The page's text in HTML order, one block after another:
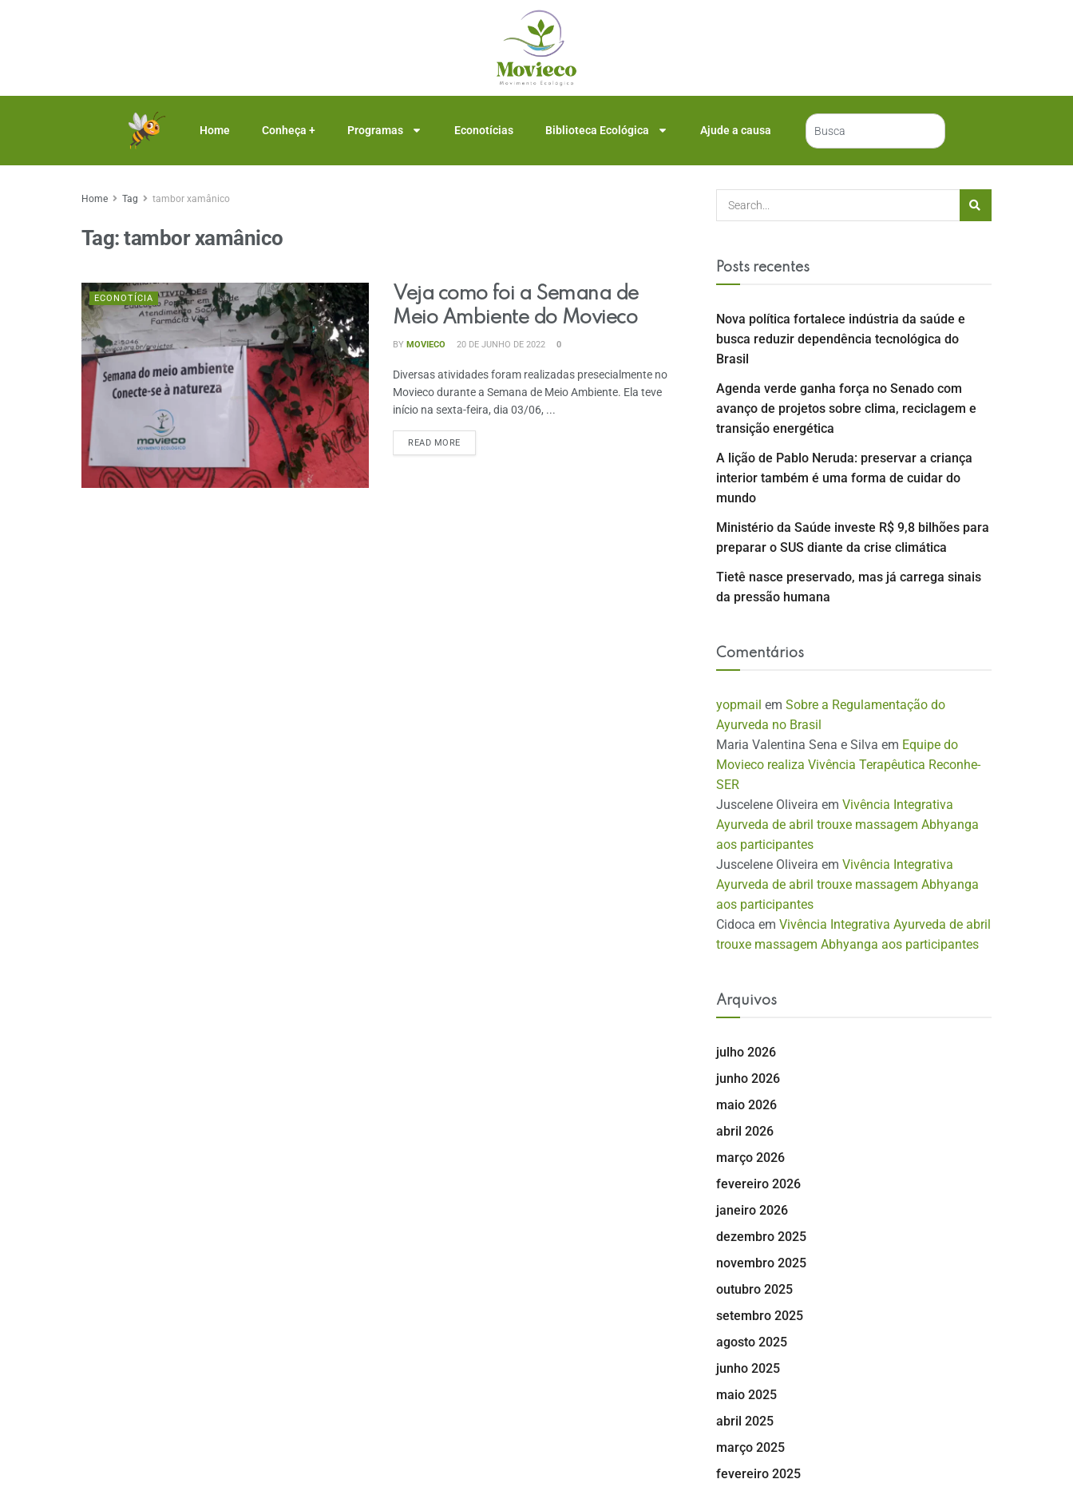
Home Conheça + Programas Econotícias Biblioteca Ecológica Ajude a causa
Home Tag tambor xamânico
Tag:tambor xamânico
ECONOTÍCIA
Veja como foi a Semana de
Meio Ambiente do Movieco
BY MOVIECO 20 DE JUNHO DE 2022 0
Diversas atividades foram realizadas presecialmente no
Movieco durante a Semana de Meio Ambiente. Ela teve
início na sexta-feira, dia 03/06, ...
READ MORE
Posts recentes
Nova política fortalece indústria da saúde e
busca reduzir dependência tecnológica do
Brasil
Agenda verde ganha força no Senado com
avanço de projetos sobre clima, reciclagem e
transição energética
A lição de Pablo Neruda: preservar a criança
interior também é uma forma de cuidar do
mundo
Ministério da Saúde investe R$ 9,8 bilhões para
preparar o SUS diante da crise climática
Tietê nasce preservado, mas já carrega sinais
da pressão humana
Comentários
yopmail em Sobre a Regulamentação do
Ayurveda no Brasil
Maria Valentina Sena e Silva em Equipe do
Movieco realiza Vivência Terapêutica Reconhe-
SER
Juscelene Oliveira em Vivência Integrativa
Ayurveda de abril trouxe massagem Abhyanga
aos participantes
Juscelene Oliveira em Vivência Integrativa
Ayurveda de abril trouxe massagem Abhyanga
aos participantes
Cidoca em Vivência Integrativa Ayurveda de abril
trouxe massagem Abhyanga aos participantes
Arquivos
julho 2026
junho 2026
maio 2026
abril 2026
março 2026
fevereiro 2026
janeiro 2026
dezembro 2025
novembro 2025
outubro 2025
setembro 2025
agosto 2025
junho 2025
maio 2025
abril 2025
março 2025
fevereiro 2025